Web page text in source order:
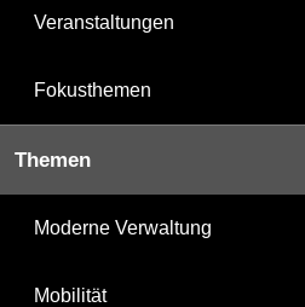
Veranstaltungen
Fokusthemen
Themen
Moderne Verwaltung
Mobilität